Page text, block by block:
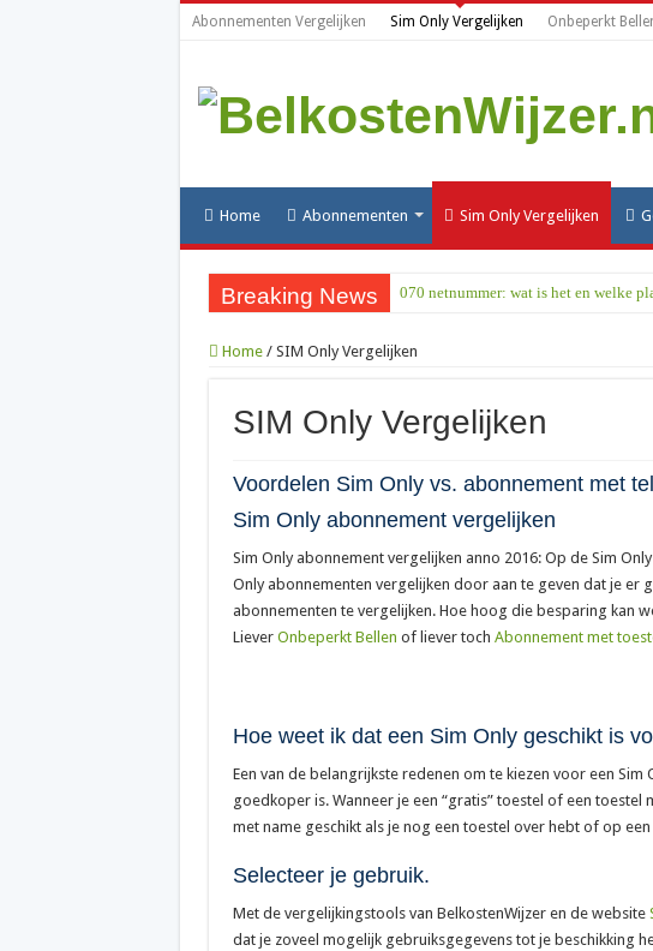
Abonnementen Vergelijken Sim Only Vergelijken Onbeperkt
Home Abonnementen Sim Only Vergelijken
Breaking News 070 netnummer: wat is het en welke
Home / SIM Only Vergelijken
SIM Only Vergelijken
Voordelen Sim Only vs. abonnement met
Sim Only abonnement vergelijken
Sim Only abonnement vergelijken anno 2016: Op de Sim
Only abonnementen vergelijken door aan te geven dat je
abonnementen te vergelijken. Hoe hoog die besparing kan
Liever Onbeperkt Bellen of liever toch Abonnement met
Hoe weet ik dat een Sim Only geschikt is
Een van de belangrijkste redenen om te kiezen voor een
goedkoper is. Wanneer je een “gratis” toestel of een
met name geschikt als je nog een toestel over hebt of op
Selecteer je gebruik.
Met de vergelijkingstools van BelkostenWijzer en de website
dat je zoveel mogelijk gebruiksgegevens tot je beschikking